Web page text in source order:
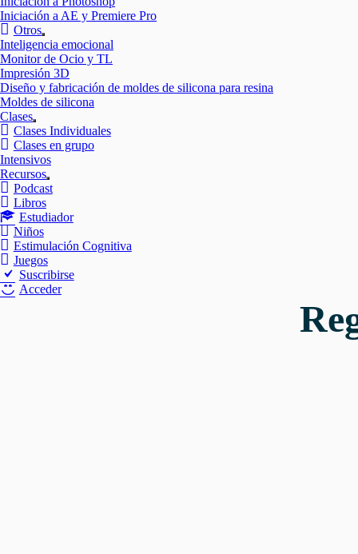
Iniciación a AE y Premiere Pro
Otros
Mostrar
el
submenú
Inteligencia emocional
Monitor de Ocio y TL
Impresión 3D
Diseño y fabricación de moldes de silicona para resina
Moldes de silicona
Clases
Mostrar
el
submenú
Clases Individuales
Clases en grupo
Intensivos
Recursos
Mostrar
el
Podcast
Libros
Estudiador
Niños
Estimulación Cognitiva
Juegos
Suscribirse
Acceder